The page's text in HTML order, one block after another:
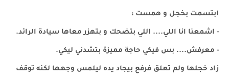
ابتسمت بخجل و همست :
- اشمعنا انا اللي.... اللي بتضحك و بتهزر معاها سيادة الرائد.
- معرفش.... بس فيكي حاجة مميزة بتشدني ليكي.
زاد خجلها ولم تعلق فرفع بيجاد يده ليلمس وجهها لكنه توقف